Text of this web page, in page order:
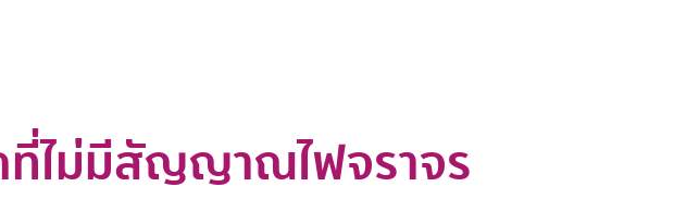
ที่ไม่มีสัญญาณไฟจราจร